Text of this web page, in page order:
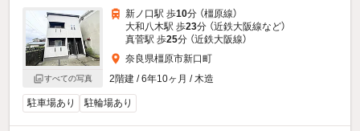
すべての写真
新ノ口駅 歩10分 （橿原線）
大和八木駅 歩23分 （近鉄大阪線など）
真菅駅 歩25分 （近鉄大阪線）
奈良県橿原市新口町
2階建 / 6年10ヶ月 / 木造
駐車場あり 駐輪場あり